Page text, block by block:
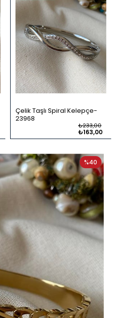
Çelik Taşlı Spiral Kelepçe
23968
₺163,00
₺233,00
%40